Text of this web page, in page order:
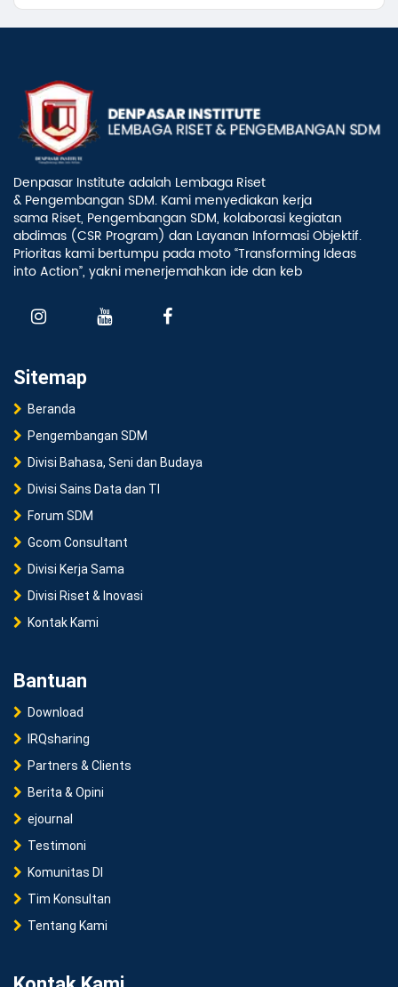
Denpasar Institute adalah Lembaga Riset
& Pengembangan SDM. Kami menyediakan kerja
sama Riset, Pengembangan SDM, kolaborasi kegiatan
abdimas (CSR Program) dan Layanan Informasi Objektif.
Prioritas kami bertumpu pada moto “Transforming Ideas
into Action”, yakni menerjemahkan ide dan keb
Sitemap
Beranda
Pengembangan SDM
Divisi Bahasa, Seni dan Budaya
Divisi Sains Data dan TI
Forum SDM
Gcom Consultant
Divisi Kerja Sama
Divisi Riset & Inovasi
Kontak Kami
Bantuan
Download
IRQsharing
Partners & Clients
Berita & Opini
ejournal
Testimoni
Komunitas DI
Tim Konsultan
Tentang Kami